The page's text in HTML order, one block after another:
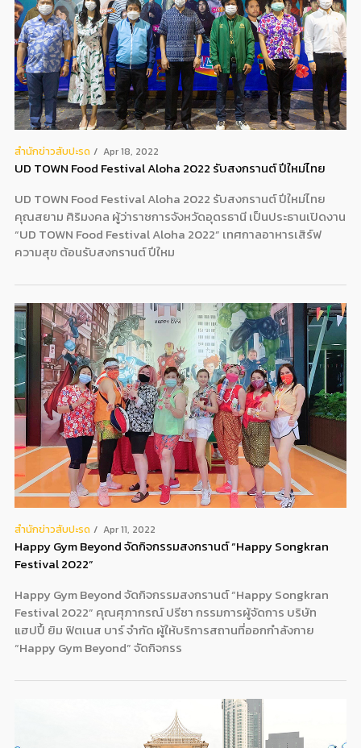
สํานักข่าวสับปะรด Apr 18, 2022
UD TOWN Food Festival Aloha 2022 รับสงกรานต์ ปีใหม่ไทย
UD TOWN Food Festival Aloha 2022 รับสงกรานต์ ปีใหม่ไทย
คุณสยาม ศิริมงคล ผู้ว่าราชการจังหวัดอุดรธานี เป็นประธานเปิดงาน
“UD TOWN Food Festival Aloha 2022” เทศกาลอาหารเสิร์ฟ
ความสุข ต้อนรับสงกรานต์ ปีใหม
สํานักข่าวสับปะรด Apr 11, 2022
Happy Gym Beyond จัดกิจกรรมสงกรานต์ “Happy Songkran
Festival 2022”
Happy Gym Beyond จัดกิจกรรมสงกรานต์ “Happy Songkran
Festival 2022” คุณศุภากรณ์ ปรีชา กรรมการผู้จัดการ บริษัท
แฮปปี้ ยิม ฟิตเนส บาร์ จำกัด ผู้ให้บริการสถานที่ออกกำลังกาย
“Happy Gym Beyond” จัดกิจกรร